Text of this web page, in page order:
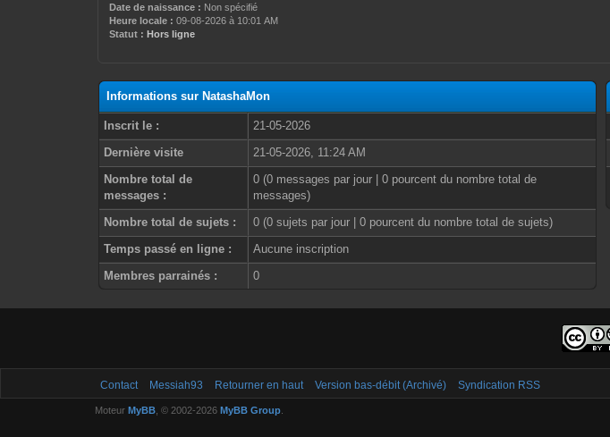
Date de naissance : Non spécifié
Heure locale : 09-08-2026 à 10:01 AM
Statut : Hors ligne
Informations sur NatashaMon
Inscrit le :
21-05-2026
Dernière visite
21-05-2026, 11:24 AM
Nombre total de
messages :
0 (0 messages par jour | 0 pourcent du nombre total de
messages)
Nombre total de sujets :
0 (0 sujets par jour | 0 pourcent du nombre total de sujets)
Temps passé en ligne :
Aucune inscription
Membres parrainés :
0
Contact Messiah93 Retourner en haut Version bas-débit (Archivé) Syndication RSS
Moteur MyBB, © 2002-2026 MyBB Group.